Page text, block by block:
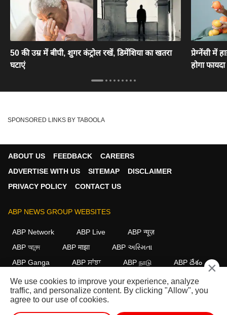
50 की उम्र में बीपी, शुगर कंट्रोल रखें, डिमेंशिया का खतरा
घटाएं
प्रेग्नेंसी में
होगा फायदा
SPONSORED LINKS BY TABOOLA
ABOUT US FEEDBACK
CAREERS
ADVERTISE WITH US
SITEMAP
DISCLAIMER
PRIVACY POLICY
CONTACT US
ABP NEWS GROUP WEBSITES
ABP Network ABP Live
ABP न्यूज़
ABP আনন্দ
ABP माझा
ABP અસ્મિતા
ABP Ganga
ABP ਸਾਂਝਾ ABP நாடு ABP దేశం
FOLLOW US
×
We use cookies to improve your experience, analyze
traffic, and personalize content. By clicking "Allow", you
agree to our use of cookies.